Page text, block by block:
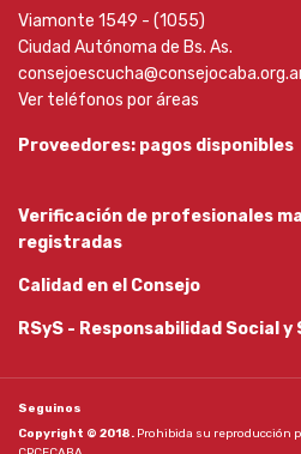
Viamonte 1549 - (1055)
Ciudad Autónoma de Bs. As.
Ver teléfonos por áreas
Proveedores: pagos disponibles
Verificación de profesionales
registradas
Calidad en el Consejo
RSyS - Responsabilidad Social
Copyright © 2018. Prohibida su reproducción
Seguinos